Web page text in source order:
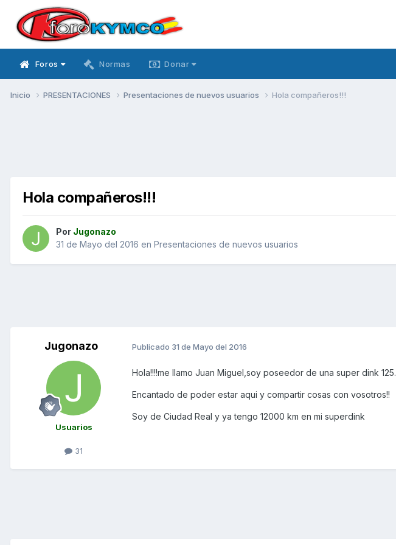
Foros Normas Donar
Inicio PRESENTACIONES Presentaciones de nuevos usuarios Hola compañeros!!!
Hola compañeros!!!
Por Jugonazo
31 de Mayo del 2016 en Presentaciones de nuevos usuarios
Jugonazo
Usuarios
31
Publicado 31 de Mayo del 2016
Hola!!!!me llamo Juan Miguel,soy poseedor de una super dink 125.
Encantado de poder estar aqui y compartir cosas con vosotros!!
Soy de Ciudad Real y ya tengo 12000 km en mi superdink